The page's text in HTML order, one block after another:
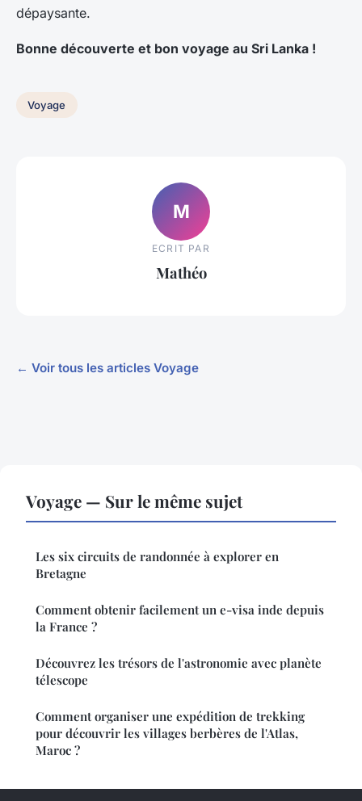
dépaysante.
Bonne découverte et bon voyage au Sri Lanka !
Voyage
M
ECRIT PAR
Mathéo
← Voir tous les articles Voyage
Voyage — Sur le même sujet
Les six circuits de randonnée à explorer en
Bretagne
Comment obtenir facilement un e-visa inde depuis
la France ?
Découvrez les trésors de l'astronomie avec planète
télescope
Comment organiser une expédition de trekking
pour découvrir les villages berbères de l'Atlas,
Maroc ?